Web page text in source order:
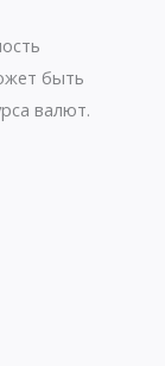
быть
валют.